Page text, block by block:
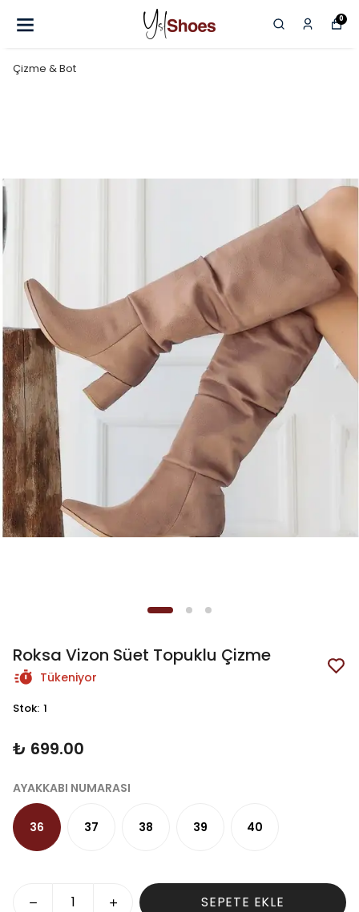
0
Çizme & Bot
Roksa Vizon Süet Topuklu Çizme
Tükeniyor
Stok: 1
₺ 699.00
AYAKKABI NUMARASI
36 37 38 39 40
SEPETE EKLE